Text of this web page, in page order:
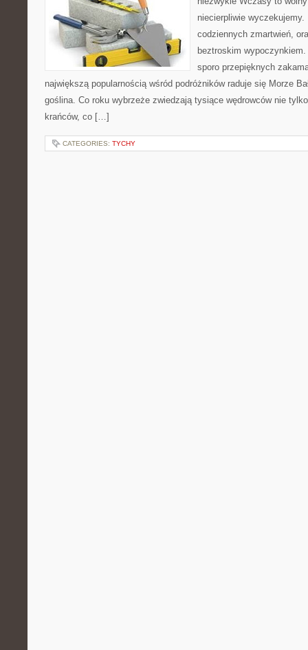
niecierpliwie
codziennych zmartwień,
beztroskim
sporo przepięknych
największą popularnością wśród podróżników raduje się Morze
goślina. Co roku wybrzeże zwiedzają tysiące wędrowców nie
krańców, co […]
CATEGORIES: TYCHY